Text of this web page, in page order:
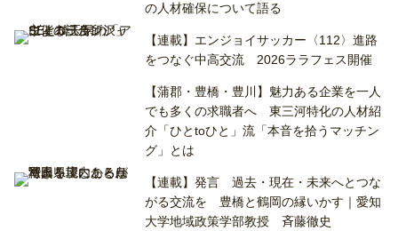
の人材確保について語る
【連載】エンジョイサッカー〈112〉進路
をつなぐ中高交流 2026ララフェス開催
【蒲郡・豊橋・豊川】魅力ある企業を一人
でも多くの求職者へ 東三河特化の人材紹
介「ひとtoひと」流「本音を拾うマッチン
グ」とは
【連載】発言 過去・現在・未来へとつな
がる交流を 豊橋と鶴岡の縁いかす｜愛知
大学地域政策学部教授 斉藤徹史